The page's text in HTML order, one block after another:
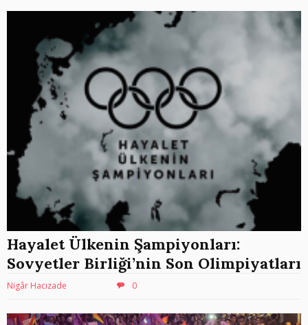
Hayalet Ülkenin Şampiyonları:
Sovyetler Birliği’nin Son Olimpiyatları
Nigâr Hacızade 0